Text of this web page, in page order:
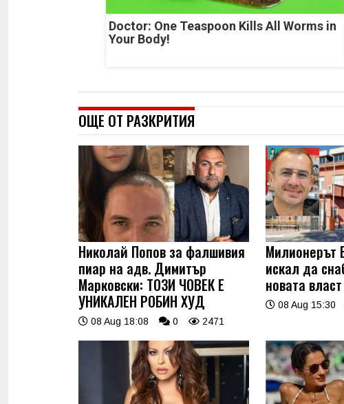
Doctor: One Teaspoon Kills All Worms in
Your Body!
ОЩЕ ОТ РАЗКРИТИЯ
Николай Попов за фалшивия
пиар на адв. Димитър
Марковски: ТОЗИ ЧОВЕК Е
УНИКАЛЕН РОБИН ХУД
08 Aug 18:08 0 2471
Милионерът
искал да
новата власт
08 Aug 15:30